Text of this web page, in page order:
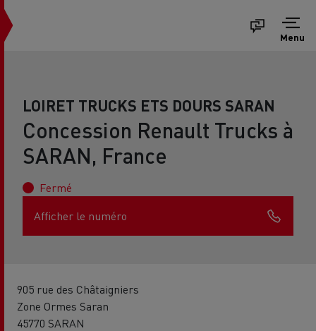
Menu
LOIRET TRUCKS ETS DOURS SARAN
Concession Renault Trucks à
SARAN, France
Fermé
Afficher le numéro
905 rue des Châtaigniers
Zone Ormes Saran
45770 SARAN